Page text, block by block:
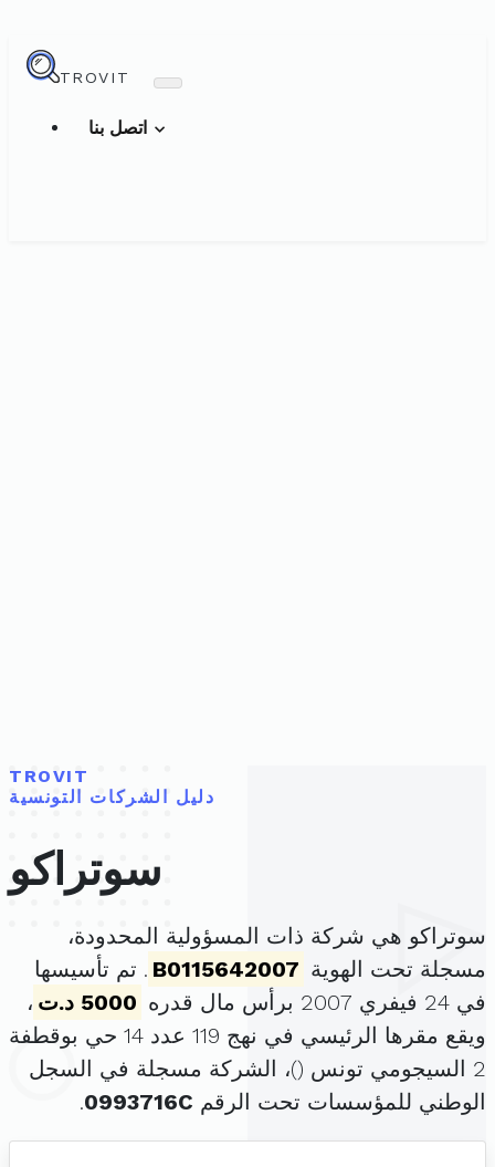
TROVIT
TROVIT
دليل الشركات التونسية
سوتراكو
سوتراكو هي شركة ذات المسؤولية المحدودة،
مسجلة تحت الهوية B0115642007 . تم تأسيسها
في 24 فيفري 2007 برأس مال قدره
5000 د.ت
،
ويقع مقرها الرئيسي في نهج 119 عدد 14 حي بوقطفة
2 السيجومي تونس (
)، الشركة مسجلة في السجل
الوطني للمؤسسات تحت الرقم 0993716C
.